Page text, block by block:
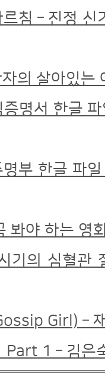
침 – 진정
의 살아있는
증명서 한글
명부 한글 파
봐야 하는 영
기의 심혈관
Girl) –
Part 1 – 김은